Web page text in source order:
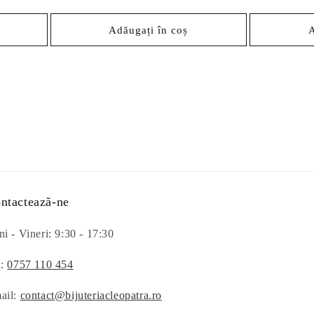
Adăugați în coș
ne
- Vineri: 9:30 - 17:30
0757 110 454
contact@bijuteriacleopatra.ro